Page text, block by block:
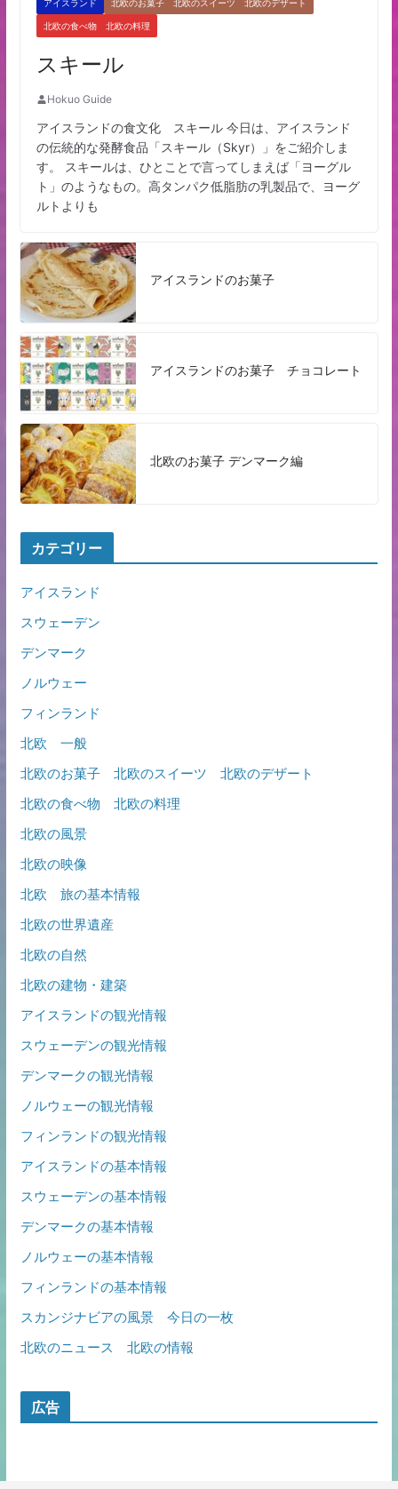
アイスランド 北欧のお菓子 北欧のスイーツ 北欧のデザート
北欧の食べ物 北欧の料理
スキール
Hokuo Guide
アイスランドの食文化 スキール 今日は、アイスランド
の伝統的な発酵食品「スキール（Skyr）」をご紹介しま
す。 スキールは、ひとことで言ってしまえば「ヨーグル
ト」のようなもの。高タンパク低脂肪の乳製品で、ヨーグ
ルトよりも
アイスランドのお菓子
アイスランドのお菓子 チョコレート
北欧のお菓子 デンマーク編
カテゴリー
アイスランド
スウェーデン
デンマーク
ノルウェー
フィンランド
北欧 一般
北欧のお菓子 北欧のスイーツ 北欧のデザート
北欧の食べ物 北欧の料理
北欧の風景
北欧の映像
北欧 旅の基本情報
北欧の世界遺産
北欧の自然
北欧の建物・建築
アイスランドの観光情報
スウェーデンの観光情報
デンマークの観光情報
ノルウェーの観光情報
フィンランドの観光情報
アイスランドの基本情報
スウェーデンの基本情報
デンマークの基本情報
ノルウェーの基本情報
フィンランドの基本情報
スカンジナビアの風景 今日の一枚
北欧のニュース 北欧の情報
広告